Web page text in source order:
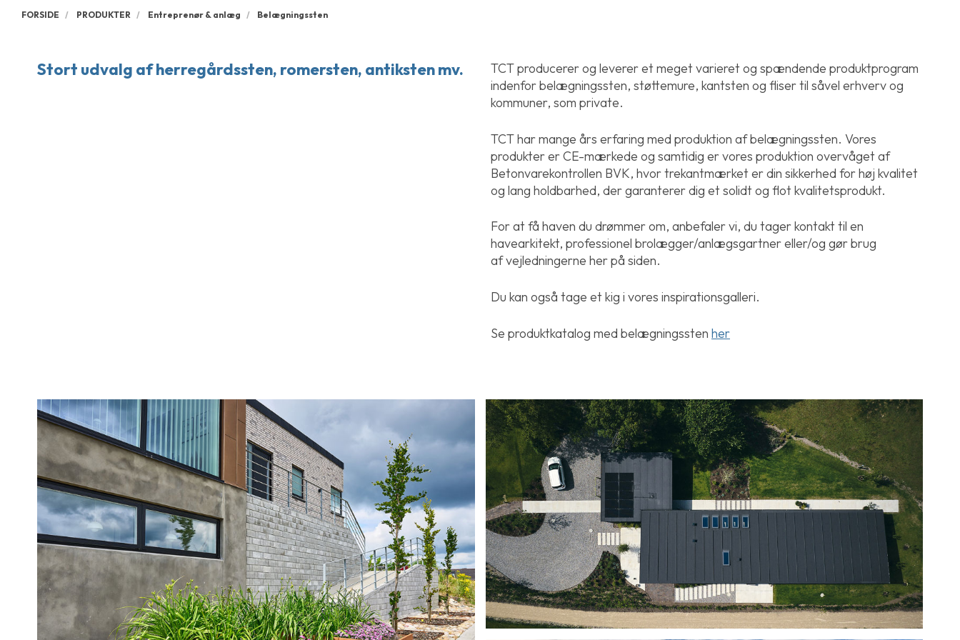
FORSIDE PRODUKTER Entreprenør & anlæg Belægningssten
Stort udvalg af herregårdssten, romersten, antiksten mv.
TCT producerer og leverer et meget varieret og spændende produktprogram
indenfor belægningssten, støttemure, kantsten og fliser til såvel erhverv og
kommuner, som private.
TCT har mange års erfaring med produktion af belægningssten. Vores
produkter er CE-mærkede og samtidig er vores produktion overvåget af
Betonvarekontrollen BVK, hvor trekantmærket er din sikkerhed for høj kvalitet
og lang holdbarhed, der garanterer dig et solidt og flot kvalitetsprodukt.
For at få haven du drømmer om, anbefaler vi, du tager kontakt til en
havearkitekt, professionel brolægger/anlægsgartner eller/og gør brug
af vejledningerne her på siden.
Du kan også tage et kig i vores inspirationsgalleri.
Se produktkatalog med belægningssten her